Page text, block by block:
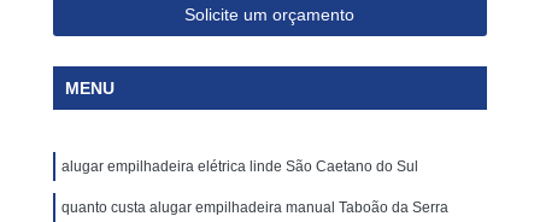
Solicite um orçamento
MENU
alugar empilhadeira elétrica linde São Caetano do Sul
quanto custa alugar empilhadeira manual Taboão da Serra